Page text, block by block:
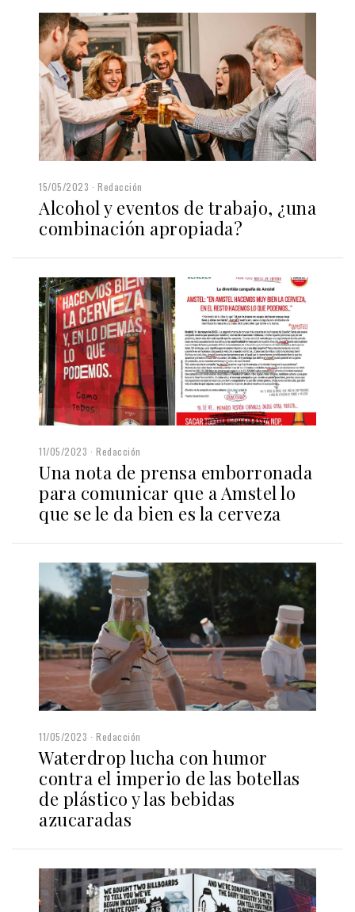
15/05/2023 Redacción
Alcohol y eventos de trabajo, ¿una
combinación apropiada?
11/05/2023 Redacción
Una nota de prensa emborronada
para comunicar que a Amstel lo
que se le da bien es la cerveza
11/05/2023 Redacción
Waterdrop lucha con humor
contra el imperio de las botellas
de plástico y las bebidas
azucaradas